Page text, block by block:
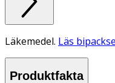
Läkemedel. Läs
Produktfakta